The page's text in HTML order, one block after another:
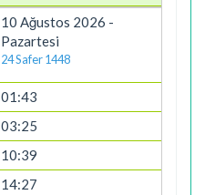
10 Ağustos 2026 -
Pazartesi
24 Safer 1448
01:43
03:25
10:39
14:27